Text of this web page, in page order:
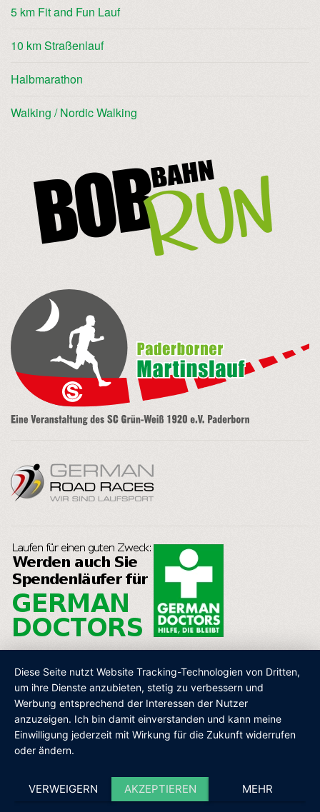
5 km Fit and Fun Lauf
10 km Straßenlauf
Halbmarathon
Walking / Nordic Walking
AGB IMPRESSUM DATENSCHUTZ SHOP
Diese Seite nutzt Website Tracking-Technologien von Dritten,
um ihre Dienste anzubieten, stetig zu verbessern und
Werbung entsprechend der Interessen der Nutzer
anzuzeigen. Ich bin damit einverstanden und kann meine
Einwilligung jederzeit mit Wirkung für die Zukunft widerrufen
oder ändern.
VERWEIGERN AKZEPTIEREN MEHR